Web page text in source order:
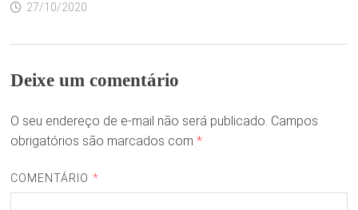
27/10/2020
Deixe um comentário
O seu endereço de e-mail não será publicado. Campos
obrigatórios são marcados com *
COMENTÁRIO *